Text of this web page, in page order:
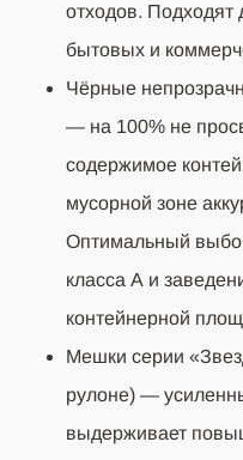
отходов. Подходят
бытовых и
Чёрные
— на 100% не
содержимое
мусорной зоне
Оптимальный
класса А и
контейнерной
Мешки серии
рулоне) —
выдерживает